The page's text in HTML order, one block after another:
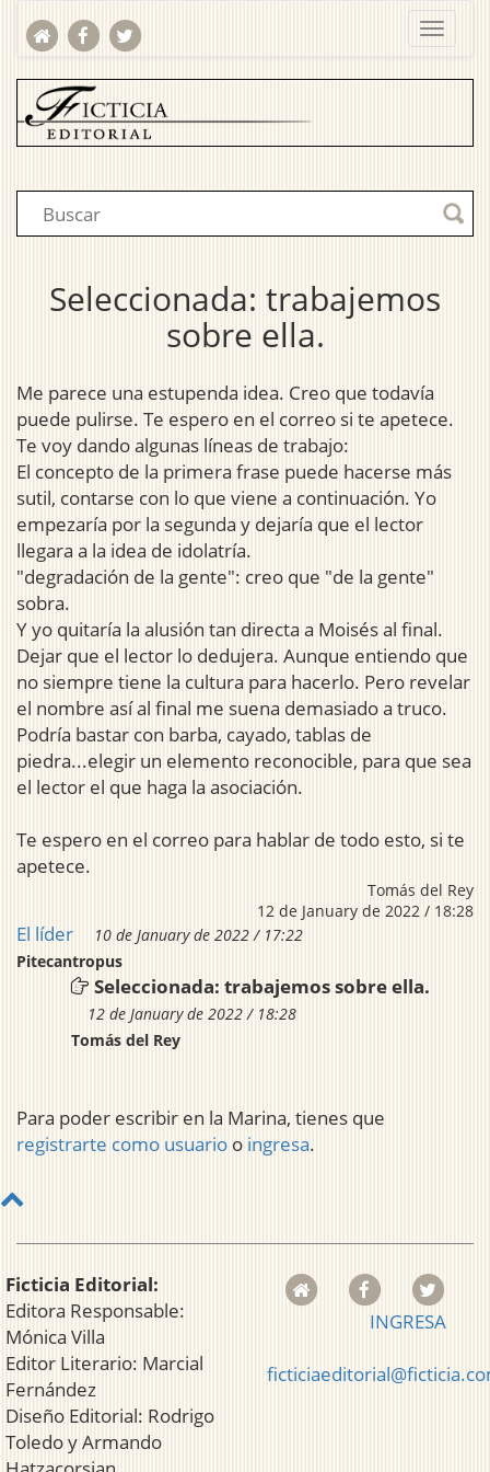
Seleccionada: trabajemos
sobre ella.
Me parece una estupenda idea. Creo que todavía
puede pulirse. Te espero en el correo si te apetece.
Te voy dando algunas líneas de trabajo:
El concepto de la primera frase puede hacerse más
sutil, contarse con lo que viene a continuación. Yo
empezaría por la segunda y dejaría que el lector
llegara a la idea de idolatría.
"degradación de la gente": creo que "de la gente"
sobra.
Y yo quitaría la alusión tan directa a Moisés al final.
Dejar que el lector lo dedujera. Aunque entiendo que
no siempre tiene la cultura para hacerlo. Pero revelar
el nombre así al final me suena demasiado a truco.
Podría bastar con barba, cayado, tablas de
piedra...elegir un elemento reconocible, para que sea
el lector el que haga la asociación.
Te espero en el correo para hablar de todo esto, si te
apetece.
Tomás del Rey
12 de January de 2022 / 18:28
El líder
10 de January de 2022 / 17:22
Pitecantropus
Seleccionada: trabajemos sobre ella.
12 de January de 2022 / 18:28
Tomás del Rey
Para poder escribir en la Marina, tienes que
registrarte como usuario o ingresa.
Ficticia Editorial:
Editora Responsable:
Mónica Villa
Editor Literario: Marcial
Fernández
Diseño Editorial: Rodrigo
Toledo y Armando
INGRESA